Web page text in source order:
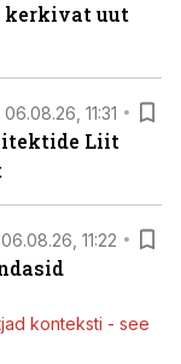
kerkivat uut
06.08.26, 11:31
Liit
06.08.26, 11:22
konteksti - see